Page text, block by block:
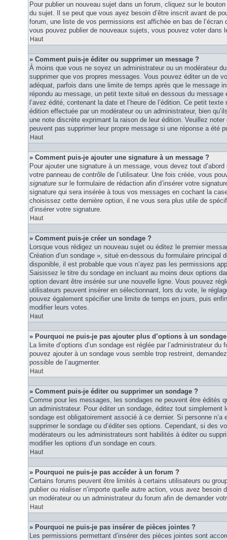
Pour publier un nouveau sujet dans un forum, cliquez sur le
du sujet. Il se peut que vous ayez besoin d’être inscrit avant de
forum, une liste de vos permissions est affichée en bas de
vous pouvez publier de nouveaux sujets, vous pouvez voter dans
Haut
» Comment puis-je éditer ou supprimer un message ?
À moins que vous ne soyez un administrateur ou un modérateur
supprimer que vos propres messages. Vous pouvez éditer un de
adéquat, parfois dans une limite de temps après que le message
répondu au message, un petit texte situé en dessous du message
l’avez édité, contenant la date et l’heure de l’édition. Ce petit texte
édition effectuée par un modérateur ou un administrateur, bien
une note discrète exprimant la raison de leur édition. Veuillez
peuvent pas supprimer leur propre message si une réponse a été
Haut
» Comment puis-je ajouter une signature à un message ?
Pour ajouter une signature à un message, vous devez tout d’abord
votre panneau de contrôle de l’utilisateur. Une fois créée, vous
signature sur le formulaire de rédaction afin d’insérer votre
signature qui sera insérée à tous vos messages en cochant la
choisissez cette dernière option, il ne vous sera plus utile de
d’insérer votre signature.
Haut
» Comment puis-je créer un sondage ?
Lorsque vous rédigez un nouveau sujet ou éditez le premier
Création d’un sondage », situé en-dessous du formulaire principal
disponible, il est probable que vous n’ayez pas les permissions
Saisissez le titre du sondage en incluant au moins deux options
option devant être insérée sur une nouvelle ligne. Vous pouvez
utilisateurs peuvent insérer en sélectionnant, lors du vote, le
pouvez également spécifier une limite de temps en jours, puis
modifier leurs votes.
Haut
» Pourquoi ne puis-je pas ajouter plus d’options à un
La limite d’options d’un sondage est réglée par l’administrateur
pouvez ajouter à un sondage vous semble trop restreint,
possible de l’augmenter.
Haut
» Comment puis-je éditer ou supprimer un sondage ?
Comme pour les messages, les sondages ne peuvent être édités
un administrateur. Pour éditer un sondage, éditez tout simplement
sondage est obligatoirement associé à ce dernier. Si personne
supprimer le sondage ou d’éditer ses options. Cependant, si des
modérateurs ou les administrateurs sont habilités à éditer ou
modifier les options d’un sondage en cours.
Haut
» Pourquoi ne puis-je pas accéder à un forum ?
Certains forums peuvent être limités à certains utilisateurs ou
publier ou réaliser n’importe quelle autre action, vous avez besoin
un modérateur ou un administrateur du forum afin de demander
Haut
» Pourquoi ne puis-je pas insérer de pièces jointes ?
Les permissions permettant d’insérer des pièces jointes sont